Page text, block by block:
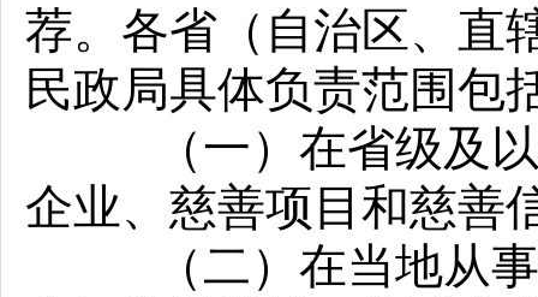
荐。各省（自治区、直
民政局具体负责范围包
（一）在省级及以
企业、慈善项目和慈善
（二）在当地从事